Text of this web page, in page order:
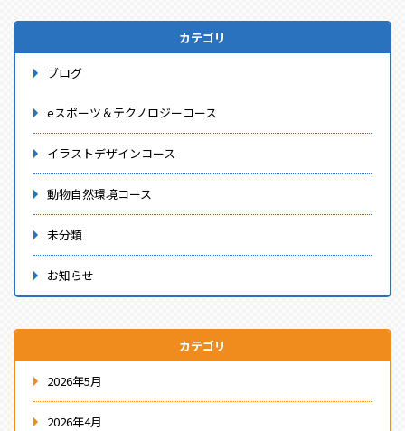
カテゴリ
ブログ
eスポーツ＆テクノロジーコース
イラストデザインコース
動物自然環境コース
未分類
お知らせ
カテゴリ
2026年5月
2026年4月